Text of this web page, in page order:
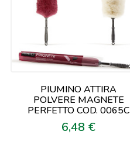
PIUMINO ATTIRA
POLVERE MAGNETE
PERFETTO COD. 0065C
Prezzo
6,48 €